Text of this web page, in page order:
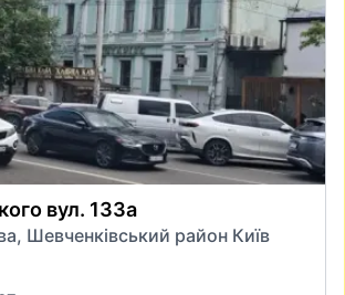
вул. 133а
Шевченківський район Київ